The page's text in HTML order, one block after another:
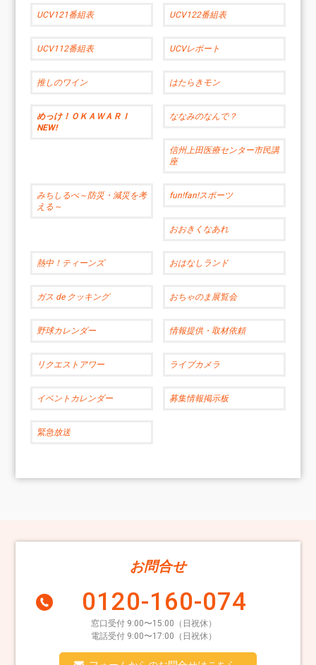
UCV121番組表 UCV122番組表
UCV112番組表 UCVレポート
推しのワイン はたらきモン
めっけ！ＯＫＡＷＡＲＩ
NEW!
ななみのなんで？
信州上田医療センター市民講
座
みちしるべ～防災・減災を考
える～
fun!fan!スポーツ
おおきくなあれ
熱中！ティーンズ おはなしランド
ガス de クッキング おちゃのま展覧会
野球カレンダー 情報提供・取材依頼
リクエストアワー ライブカメラ
イベントカレンダー 募集情報掲示板
緊急放送
お問合せ
0120-160-074
窓口受付 9:00〜15:00（日祝休）
電話受付 9:00〜17:00（日祝休）